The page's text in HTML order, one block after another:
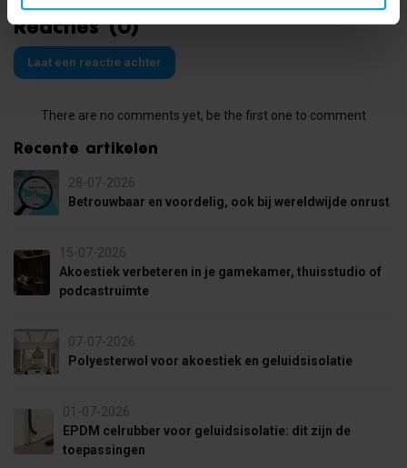
Reacties (0)
Laat een reactie achter
There are no comments yet, be the first one to comment
Recente artikelen
28-07-2026
Betrouwbaar en voordelig, ook bij wereldwijde onrust
15-07-2026
Akoestiek verbeteren in je gamekamer, thuisstudio of
podcastruimte
07-07-2026
Polyesterwol voor akoestiek en geluidsisolatie
01-07-2026
EPDM celrubber voor geluidsisolatie: dit zijn de
toepassingen